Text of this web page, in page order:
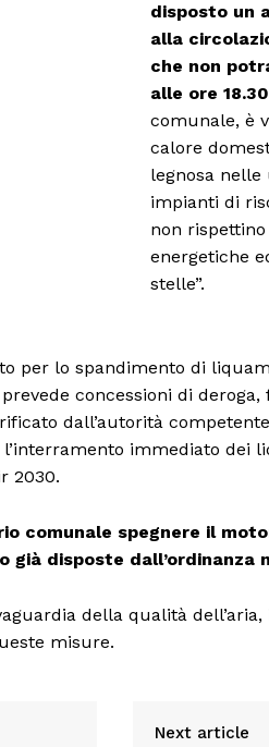
disposto un
alla
che non
alle ore
comunale, è
calore
legnosa
impianti di
non
energetiche
stelle”.
per lo spandimento di
concessioni di
dall’autorità
immediato dei
2030.
comunale spegnere il
disposte dall’ordinanza
della qualità
misure.
Next article